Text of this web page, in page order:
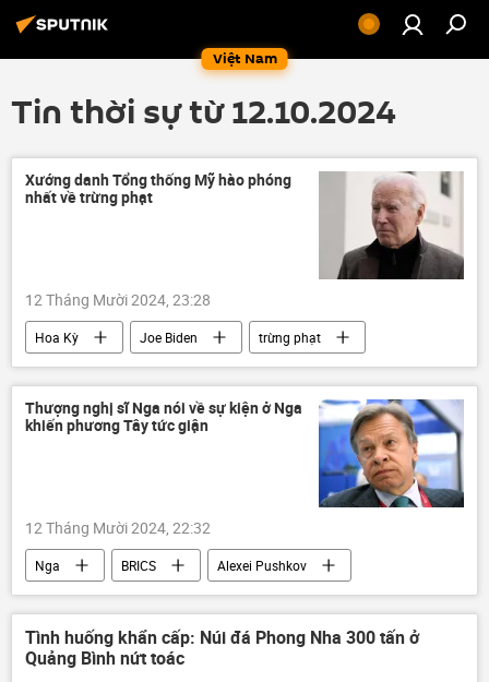
Việt Nam
Tin thời sự từ 12.10.2024
Xướng danh Tổng thống Mỹ hào phóng
nhất về trừng phạt
12 Tháng Mười 2024, 23:28
Hoa Kỳ Joe Biden
trừng phạt
Các biện pháp trừng phạt chống Nga
Nga
Thế giới
thông tin
phương Tây
Chính trị
Kinh tế
Thượng nghị sĩ Nga nói về sự kiện ở Nga
khiến phương Tây tức giận
12 Tháng Mười 2024, 22:32
Nga BRICS
Alexei Pushkov
Thế giới
thông tin
Chính trị
phương Tây
Hội nghị thượng đỉnh BRICS tại Kazan 2024
Tình huống khẩn cấp: Núi đá Phong Nha 300 tấn ở
Quảng Bình nứt toác